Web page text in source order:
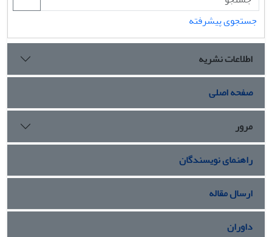
جستجوی پیشرفته
اطلاعات نشریه
صفحه اصلی
مرور
راهنمای نویسندگان
ارسال مقاله
داوران